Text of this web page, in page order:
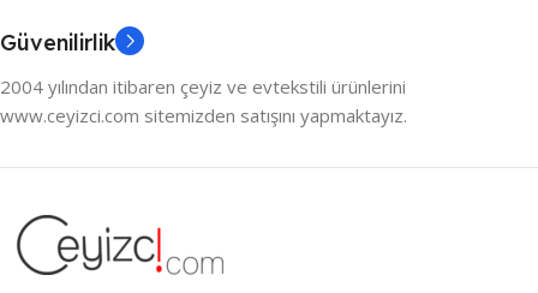
Güvenilirlik
2004 yılından itibaren çeyiz ve evtekstili ürünlerini
www.ceyizci.com sitemizden satışını yapmaktayız.